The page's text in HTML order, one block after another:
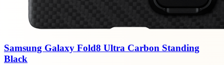
Samsung Galaxy Fold8 Ultra Carbon Standing
Black